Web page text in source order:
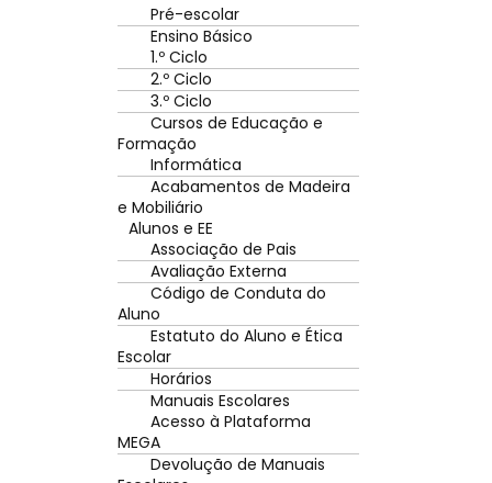
Pré-escolar
Ensino Básico
1.º Ciclo
2.º Ciclo
3.º Ciclo
Cursos de Educação e
Formação
Informática
Acabamentos de Madeira
e Mobiliário
Alunos e EE
Associação de Pais
Avaliação Externa
Código de Conduta do
Aluno
Estatuto do Aluno e Ética
Escolar
Horários
Manuais Escolares
Acesso à Plataforma
MEGA
Devolução de Manuais